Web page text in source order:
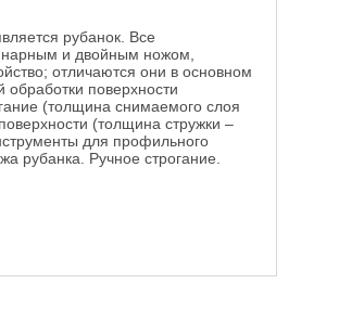
рубанок. Все
и двойным ножом,
отличаются они в основном
поверхности
(толщина снимаемого слоя
(толщина стружки –
для профильного
рубанка. Ручное строгание.